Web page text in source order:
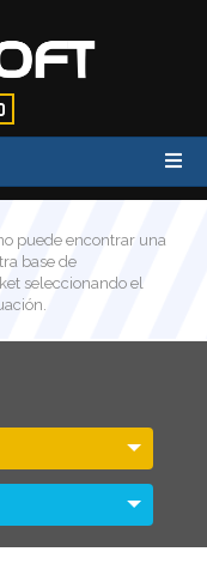
puede encontrar una
base de
seleccionando el